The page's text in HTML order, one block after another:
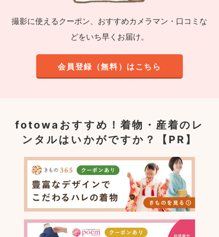
撮影に使えるクーポン、おすすめカメラマン・口コミな
どをいち早くお届け。
会員登録（無料）はこちら
fotowaおすすめ！着物・産着のレ
ンタルはいかがですか？【PR】